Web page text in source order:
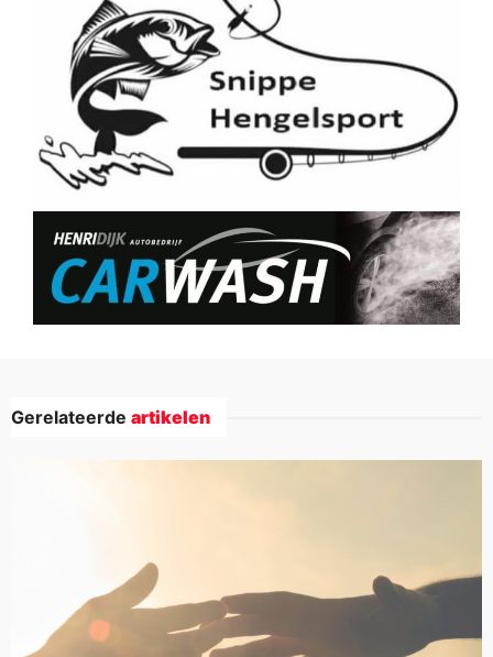
Gerelateerde artikelen